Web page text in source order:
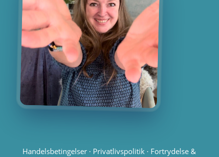
Handelsbetingelser · Privatlivspolitik · Fortrydelse &